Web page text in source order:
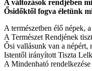
A változások rendjében
Ősidőktől fogva életünk
A természetben élő népek,
A Természet Rendjének
Ősi vallásunk van a népért,
Istentől irányított Tiszta
A Mindenható